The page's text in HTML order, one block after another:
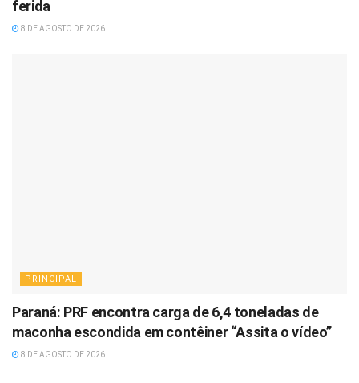
ferida
8 DE AGOSTO DE 2026
PRINCIPAL
Paraná: PRF encontra carga de 6,4 toneladas de
maconha escondida em contêiner “Assita o vídeo”
8 DE AGOSTO DE 2026